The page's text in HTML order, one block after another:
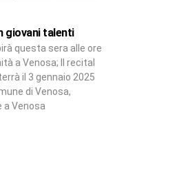
giovani talenti
questa sera alle ore
a Venosa; Il recital
il 3 gennaio 2025
di Venosa,
a Venosa